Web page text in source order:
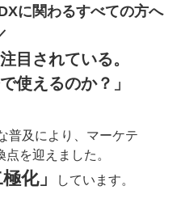
に関わるすべての方へ
目されている。
使えるのか？」
普及により、マーケテ
を迎えました。
極化」 しています。